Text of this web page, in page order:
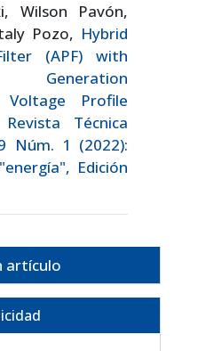
Wilson Pavón,
Pozo, Hybrid
(APF) with
Generation
Profile
Revista Técnica
Núm. 1 (2022):
Edición
artículo